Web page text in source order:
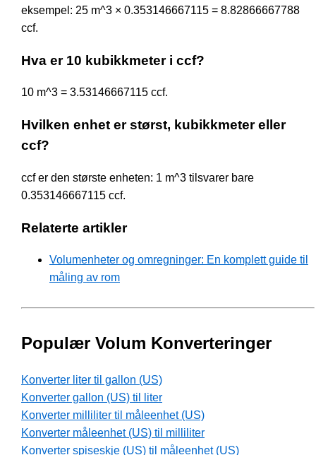
eksempel: 25 m^3 × 0.353146667115 = 8.82866667788
ccf.
Hva er 10 kubikkmeter i ccf?
10 m^3 = 3.53146667115 ccf.
Hvilken enhet er størst, kubikkmeter eller
ccf?
ccf er den største enheten: 1 m^3 tilsvarer bare
0.353146667115 ccf.
Relaterte artikler
Volumenheter og omregninger: En komplett guide til
måling av rom
Populær Volum Konverteringer
Konverter liter til gallon (US)
Konverter gallon (US) til liter
Konverter milliliter til måleenhet (US)
Konverter måleenhet (US) til milliliter
Konverter spiseskje (US) til måleenhet (US)